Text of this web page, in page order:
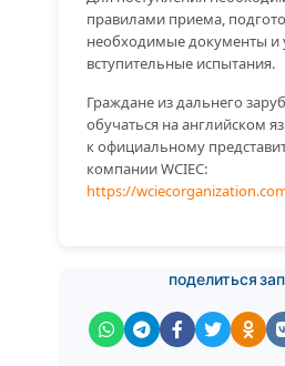
правилами приема,
необходимые документы и
вступительные испытания.
Граждане из дальнего
обучаться на английском
к официальному
компании WCIEC:
https://
поделиться